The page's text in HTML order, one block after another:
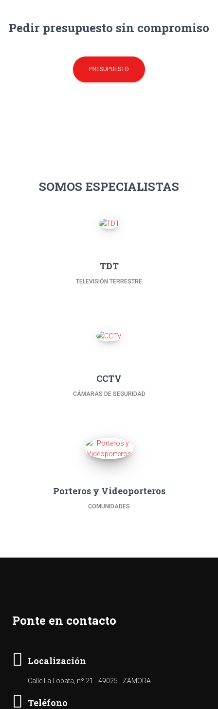
Pedir presupuesto sin compromiso
PRESUPUESTO
SOMOS ESPECIALISTAS
TDT
TELEVISIÓN TERRESTRE
CCTV
CÁMARAS DE SEGURIDAD
Porteros y Videoporteros
COMUNIDADES
Ponte en contacto
Localización
Calle La Lobata, nº 21 - 49025 - ZAMORA
Teléfono